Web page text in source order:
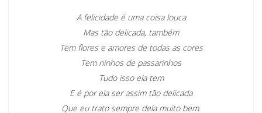
A felicidade é uma coisa louca
Mas tão delicada, também
Tem flores e amores de todas as cores
Tem ninhos de passarinhos
Tudo isso ela tem
E é por ela ser assim tão delicada
Que eu trato sempre dela muito bem.